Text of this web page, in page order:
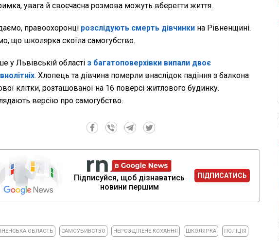
увага й своєчасна розмова можуть вберегти життя.
правоохоронці розслідують смерть дівчинки на Рівненщині.
що школярка скоїла самогубство.
у Львівській області з багатоповерхівки випали двоє
. Хлопець та дівчина померли внаслідок падіння з балкона
клітки, розташованої на 16 поверсі житлового будинку.
версію про самогубство.
Підписуйся, щоб дізнаватись
новини першим
ПІДПИСАТИСЬ
ОБЛАСТЬ САМОУБИВСТВО НЕРОЗДІЛЕНЕ КОХАННЯ ШКОЛЯРКА ПОЛІЦІЯ